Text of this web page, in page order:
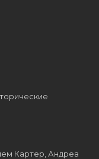
Картер, Андреа